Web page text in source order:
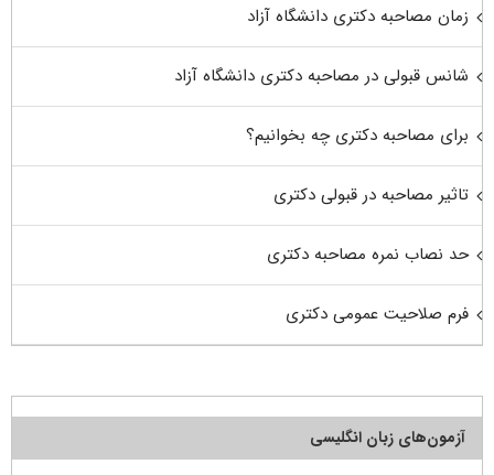
زمان مصاحبه دکتری دانشگاه آزاد
شانس قبولی در مصاحبه دکتری دانشگاه آزاد
برای مصاحبه دکتری چه بخوانیم؟
تاثیر مصاحبه در قبولی دکتری
حد نصاب نمره مصاحبه دکتری
فرم صلاحیت عمومی دکتری
آزمون‌های زبان انگلیسی